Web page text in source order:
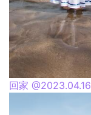
回家 @2023.04.16